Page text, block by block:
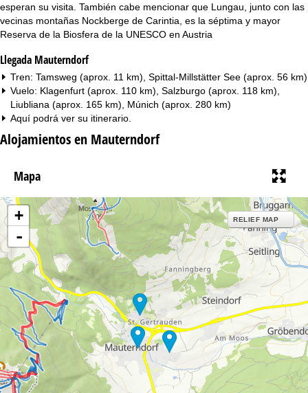
esperan su visita. También cabe mencionar que Lungau, junto con las
vecinas montañas Nockberge de Carintia, es la séptima y mayor
Reserva de la Biosfera de la UNESCO en Austria
Llegada Mauterndorf
Tren: Tamsweg (aprox. 11 km), Spittal-Millstätter See (aprox. 56 km)
Vuelo: Klagenfurt (aprox. 110 km), Salzburgo (aprox. 118 km),
Liubliana (aprox. 165 km), Múnich (aprox. 280 km)
Aquí podrá ver su itinerario
Alojamientos en Mauterndorf
Mapa
+
-
RELIEF MAP